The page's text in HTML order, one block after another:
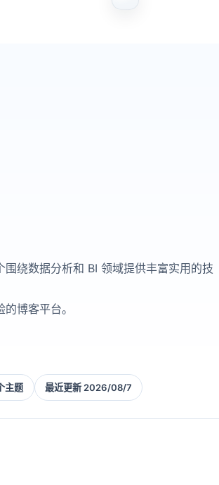
围绕数据分析和 BI 领域提供丰富实用的技
博客平台。
主题 最近更新 2026/08/7